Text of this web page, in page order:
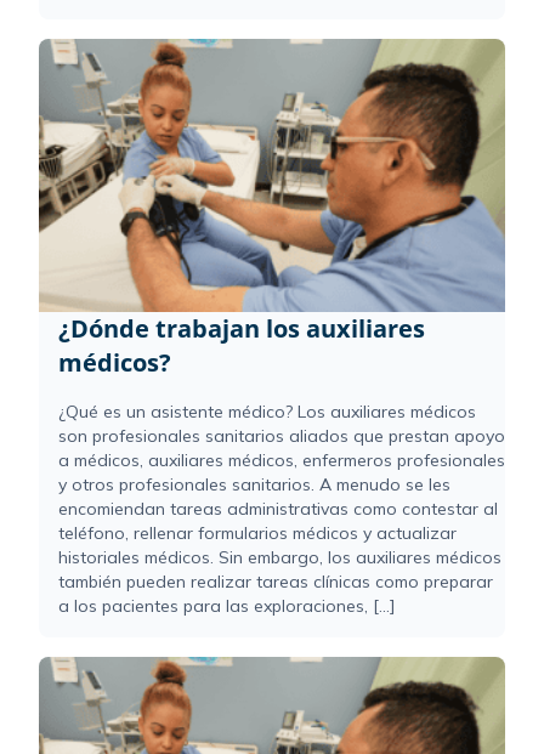
¿Dónde trabajan los auxiliares
médicos?
¿Qué es un asistente médico? Los auxiliares médicos
son profesionales sanitarios aliados que prestan apoyo
a médicos, auxiliares médicos, enfermeros profesionales
y otros profesionales sanitarios. A menudo se les
encomiendan tareas administrativas como contestar al
teléfono, rellenar formularios médicos y actualizar
historiales médicos. Sin embargo, los auxiliares médicos
también pueden realizar tareas clínicas como preparar
a los pacientes para las exploraciones, [...]